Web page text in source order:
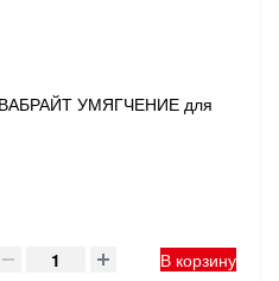
УМЯГЧЕНИЕ для
В корзину